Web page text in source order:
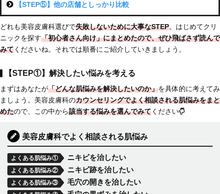
【STEP⑤】他の店舗としっかり比較
どれも美容皮膚科選びで失敗しないために大事なSTEP。はじめてクリ
ニックを探す「初心者さん向け」にまとめたので、ぜひ飛ばさず読んで
みてくださいね。それでは順番にご紹介していきましょう。
【STEP①】解決したい悩みを考える
まずはあなたが「どんな肌悩みを解決したいのか」を具体的に考えてみ
ましょう。美容皮膚科のカウンセリングでよく相談される肌悩みをまと
めたので、この中から該当する悩みを選んでみてください
美容皮膚科でよく相談される肌悩み
よくある肌悩み① ニキビを治したい
よくある肌悩み② ニキビ跡を治したい
よくある肌悩み③ 毛穴の開きを治したい